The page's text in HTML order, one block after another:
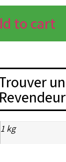
to cart
un
Revendeur
1 kg